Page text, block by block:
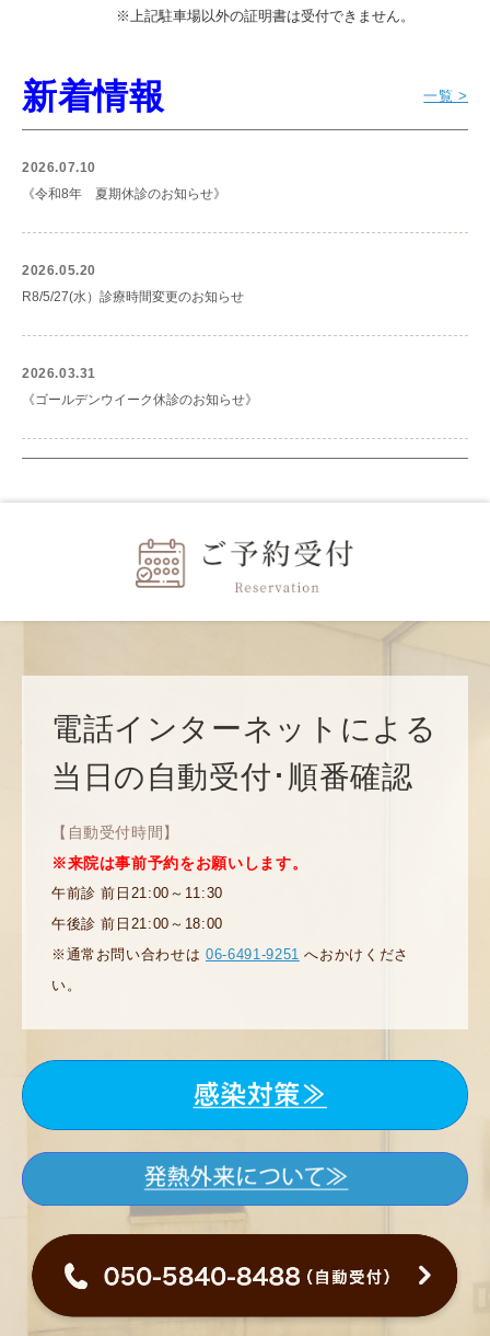
※上記駐車場以外の証明書は受付できません。
新着情報 一覧 >
2026.07.10
《令和8年 夏期休診のお知らせ》
2026.05.20
R8/5/27(水）診療時間変更のお知らせ
2026.03.31
《ゴールデンウイーク休診のお知らせ》
＜年末年始休診のお知らせ＞
2025.09.17
電話インターネットによる
当日の自動受付･順番確認
【自動受付時間】
※来院は事前予約をお願いします。
午前診 前日21:00～11:30
午後診 前日21:00～18:00
※通常お問い合わせは06-6491-9251 へおかけくださ
い。